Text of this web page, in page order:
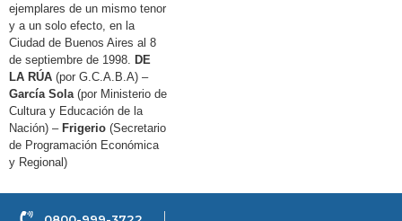
ejemplares de un mismo tenor
y a un solo efecto, en la
Ciudad de Buenos Aires al 8
de septiembre de 1998. DE
LA RÚA (por G.C.A.B.A) –
García Sola(por Ministerio de
Cultura y Educación de la
Nación) –Frigerio (Secretario
de Programación Económica
y Regional)